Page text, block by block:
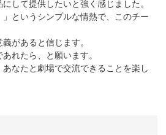
して提供したいと強く感じました。
というシンプルな情熱で、このチー
があると信じます。
れたら、と願います。
なたと劇場で交流できることを楽し